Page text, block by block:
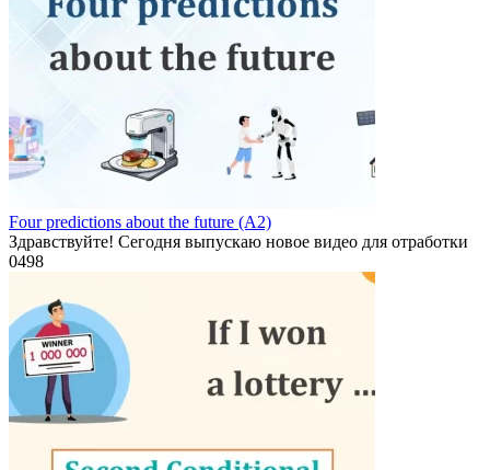
Four predictions about the future (A2)
Здравствуйте! Сегодня выпускаю новое видео для отработки
0498